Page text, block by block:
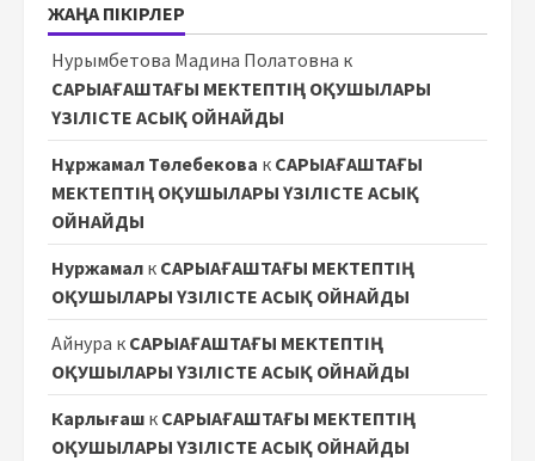
ЖАҢА ПІКІРЛЕР
Нурымбетова Мадина Полатовна к
САРЫАҒАШТАҒЫ МЕКТЕПТІҢ ОҚУШЫЛАРЫ
ҮЗІЛІСТЕ АСЫҚ ОЙНАЙДЫ
Нұржамал Төлебекова к САРЫАҒАШТАҒЫ
МЕКТЕПТІҢ ОҚУШЫЛАРЫ ҮЗІЛІСТЕ АСЫҚ
ОЙНАЙДЫ
Нуржамал к САРЫАҒАШТАҒЫ МЕКТЕПТІҢ
ОҚУШЫЛАРЫ ҮЗІЛІСТЕ АСЫҚ ОЙНАЙДЫ
Айнура к САРЫАҒАШТАҒЫ МЕКТЕПТІҢ
ОҚУШЫЛАРЫ ҮЗІЛІСТЕ АСЫҚ ОЙНАЙДЫ
Карлығаш к САРЫАҒАШТАҒЫ МЕКТЕПТІҢ
ОҚУШЫЛАРЫ ҮЗІЛІСТЕ АСЫҚ ОЙНАЙДЫ